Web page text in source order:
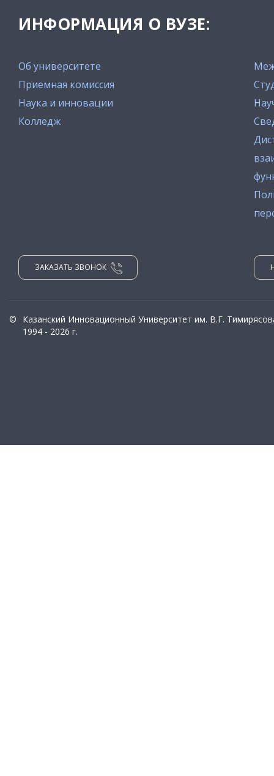
ИНФОРМАЦИЯ О ВУЗЕ:
Об университете
Приемная комиссия
Наука и инновации
Колледж
ЗАКАЗАТЬ ЗВОНОК
©
Казанский Инновационный Университет им. В.Г.
1994 - 2026 г.